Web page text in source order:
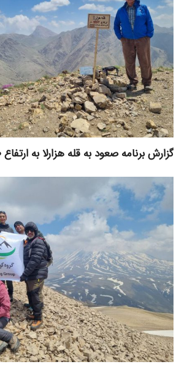
گزارش برنامه صعود به قله هزارلا به ارتفاع ۳۵۹۰ متر